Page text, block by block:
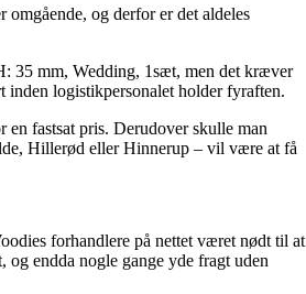
og derfor er det aldeles
35 mm, Wedding, 1sæt, men det kræver
logistikpersonalet holder fyraften.
fastsat pris. Derudover skulle man
Hillerød eller Hinnerup – vil være at få
forhandlere på nettet været nødt til at
og endda nogle gange yde fragt uden